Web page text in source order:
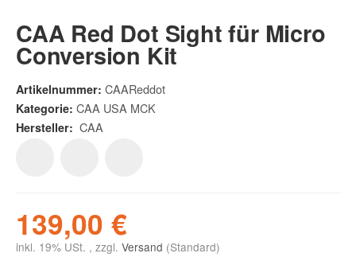
CAA Red Dot Sight für Micro
Conversion Kit
Artikelnummer: CAAReddot
Kategorie: CAA USA MCK
Hersteller: CAA
139,00 €
inkl. 19% USt. , zzgl. Versand (Standard)